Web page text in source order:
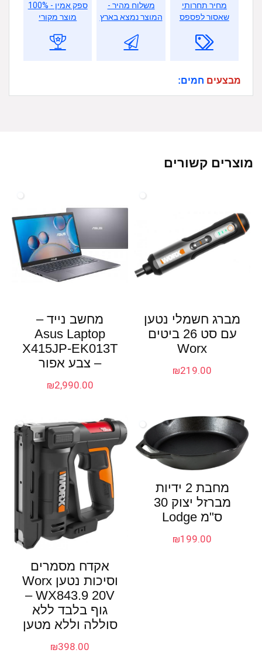
מחיר תחרותי
שאסור לפספס
משלוח מהיר -
המוצר נמצא בארץ
ספק אמין - 100%
מוצר מקורי
מבצעים חמים:
מוצרים קשורים
מברג חשמלי נטען
עם סט 26 ביטים
Worx
₪219.00
מחשב נייד –
Asus Laptop
X415JP-EK013T
– צבע אפור
₪2,990.00
מחבת 2 ידיות
מברזל יצוק 30
ס"מ Lodge
₪199.00
אקדח מסמרים
וסיכות נטען Worx
WX843.9 20V –
גוף בלבד ללא
סוללה וללא מטען
₪398.00